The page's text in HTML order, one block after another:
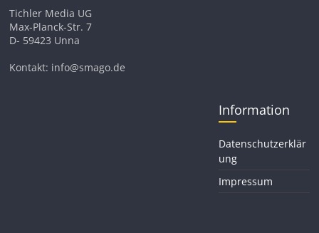
Tichler Media UG
Max-Planck-Str. 7
D- 59423 Unna
Kontakt: info@smago.de
Information
Datenschutzerklär
ung
Impressum